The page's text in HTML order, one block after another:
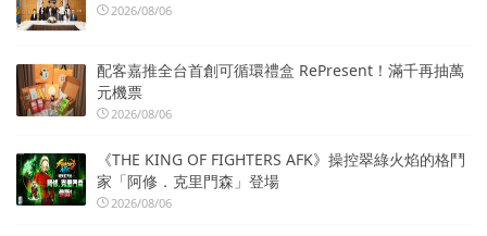
2026/08/06
配客嘉推全台首創可循環禮盒 RePresent！滿千再抽萬
元機票
2026/08/06
《THE KING OF FIGHTERS AFK》操控翠綠火焰的格鬥
家「阿修．克里門森」登場
2026/08/06